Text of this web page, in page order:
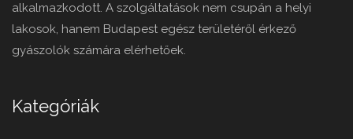
alkalmazkodott. A szolgáltatások nem csupán a helyi
lakosok, hanem Budapest egész területéről érkező
gyászolók számára elérhetőek.
Kategóriák